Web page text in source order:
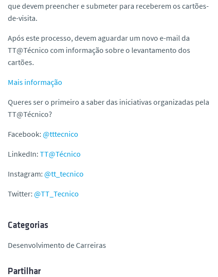
que devem preencher e submeter para receberem os cartões-
de-visita.
Após este processo, devem aguardar um novo e-mail da
TT@Técnico com informação sobre o levantamento dos
cartões.
Mais informação
Queres ser o primeiro a saber das iniciativas organizadas pela
TT@Técnico?
Facebook: @tttecnico
LinkedIn: TT@Técnico
Instagram: @tt_tecnico
Twitter: @TT_Tecnico
Categorias
Desenvolvimento de Carreiras
Partilhar